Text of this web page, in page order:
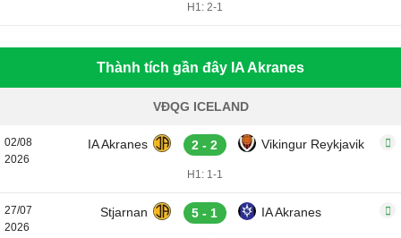
H1: 2-1
Thành tích gần đây IA Akranes
VĐQG ICELAND
02/08
2026
IA Akranes 2 - 2 Vikingur Reykjavik
H1: 1-1
27/07
2026
Stjarnan 5 - 1 IA Akranes